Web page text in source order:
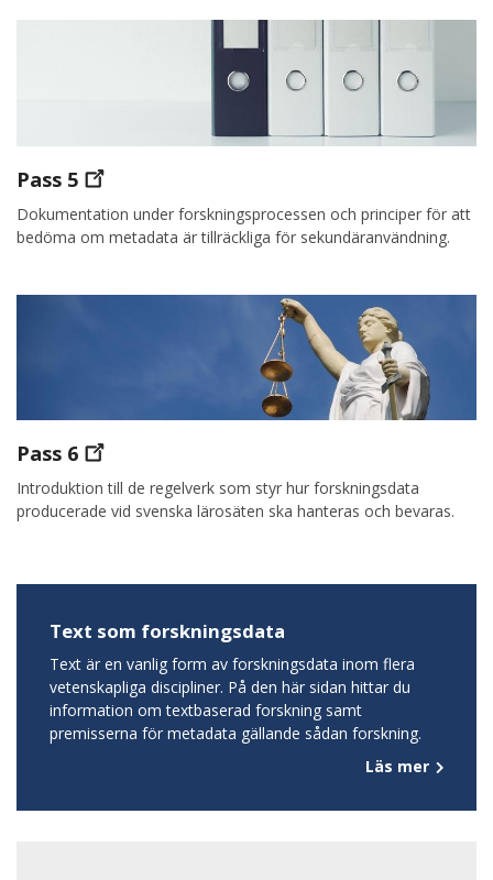
Pass 5
Dokumentation under forskningsprocessen och principer för att
bedöma om metadata är tillräckliga för sekundäranvändning.
Pass 6
Introduktion till de regelverk som styr hur forskningsdata
producerade vid svenska lärosäten ska hanteras och bevaras.
Text som forskningsdata
Text är en vanlig form av forskningsdata inom flera
vetenskapliga discipliner. På den här sidan hittar du
information om textbaserad forskning samt
premisserna för metadata gällande sådan forskning.
Läs mer